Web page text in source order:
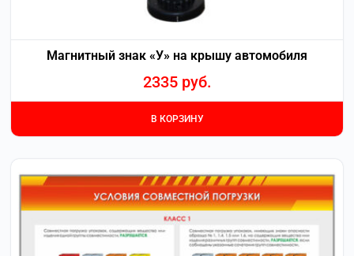
Магнитный знак «У» на крышу автомобиля
2335 руб.
В КОРЗИНУ